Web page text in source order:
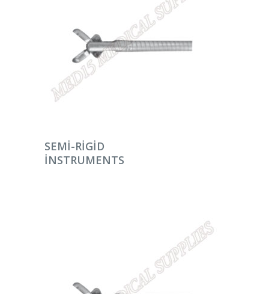
DEVAMINI OKU
SEMI-RIGID
INSTRUMENTS